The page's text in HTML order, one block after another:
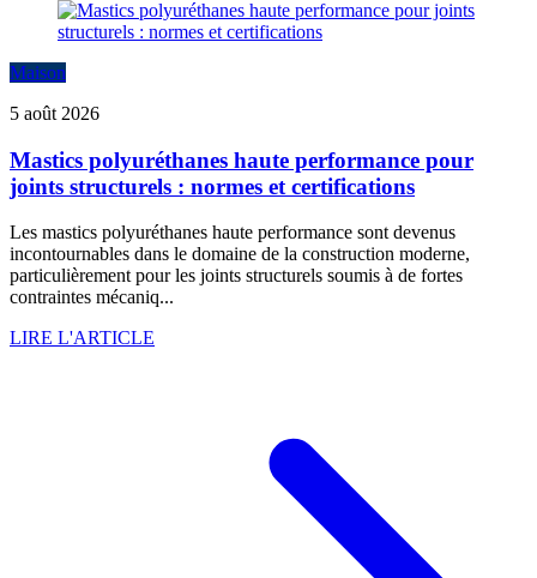
Maison
5 août 2026
Mastics polyuréthanes haute performance pour
joints structurels : normes et certifications
Les mastics polyuréthanes haute performance sont devenus
incontournables dans le domaine de la construction moderne,
particulièrement pour les joints structurels soumis à de fortes
contraintes mécaniq...
LIRE L'ARTICLE